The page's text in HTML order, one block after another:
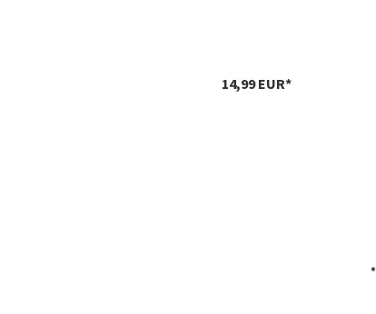
14,99 EUR*